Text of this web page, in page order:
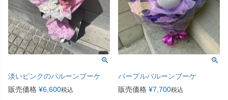
淡いピンクのバルーンブーケ
販売価格 ¥6,600税込
パープルバルーンブーケ
販売価格 ¥7,700税込